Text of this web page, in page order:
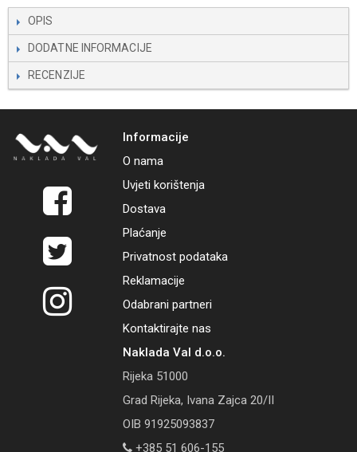
OPIS
DODATNE INFORMACIJE
RECENZIJE
Informacije
O nama
Uvjeti korištenja
Dostava
Plaćanje
Privatnost podataka
Reklamacije
Odabrani partneri
Kontaktirajte nas
Naklada Val d.o.o.
Rijeka 51000
Grad Rijeka, Ivana Zajca 20/II
OIB 91925093837
+385 51 606-155